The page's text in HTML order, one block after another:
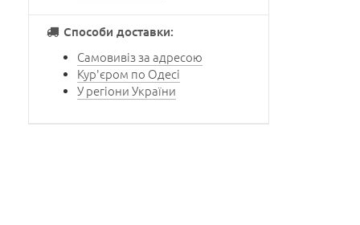
Способи доставки:
Самовивіз за адресою
Кур'єром по Одесі
У регіони України